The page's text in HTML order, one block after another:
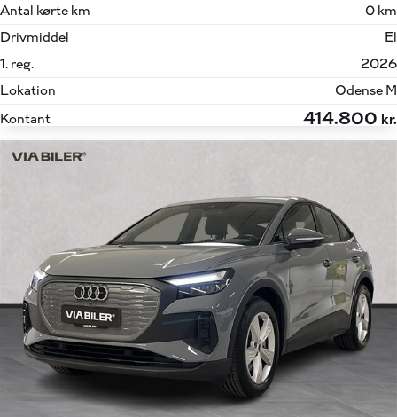
Antal kørte km
0 km
Drivmiddel
El
1. reg.
2026
Lokation
Odense M
Kontant
414.800 kr.